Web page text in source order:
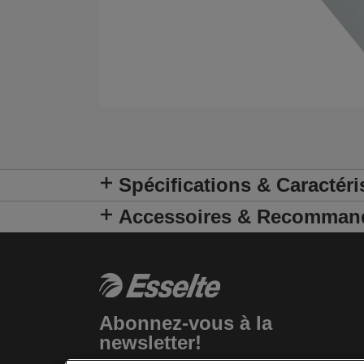
Spécifications &
Accessoires &
Abonnez-vous à la
newsletter!